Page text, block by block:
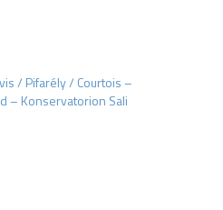
/ Pifarély / Courtois –
– Konservatorion Sali